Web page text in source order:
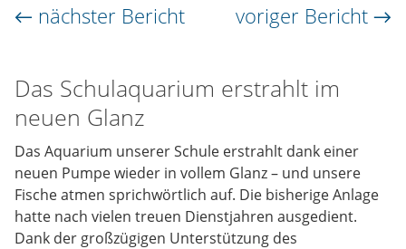
← nächster Bericht voriger Bericht →
Das Schulaquarium erstrahlt im
neuen Glanz
Das Aquarium unserer Schule erstrahlt dank einer
neuen Pumpe wieder in vollem Glanz – und unsere
Fische atmen sprichwörtlich auf. Die bisherige Anlage
hatte nach vielen treuen Dienstjahren ausgedient.
Dank der großzügigen Unterstützung des